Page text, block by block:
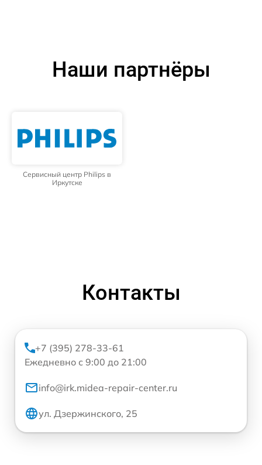
Наши партнёры
Сервисный центр Philips в
Иркутске
Контакты
+7 (395) 278-33-61
Ежедневно с 9:00 до 21:00
info@irk.midea-repair-center.ru
ул. Дзержинского, 25